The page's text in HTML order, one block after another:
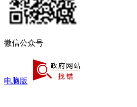
微信公众号
电脑版